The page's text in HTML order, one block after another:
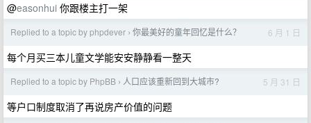
@easonhui 你跟楼主打一架
Replied to a topic by phpdever › 你最美好的童年回忆是什么？ 6 月 1 日
每个月买三本儿童文学能安安静静看一整天
Replied to a topic by PhpBB › 人口应该重新回到大城市? 5 月 31 日
等户口制度取消了再说房产价值的问题